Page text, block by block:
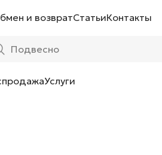
и возвратСтатьиКонтакты
Услуги